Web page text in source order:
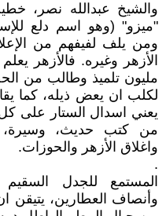
والشيخ عبدالله نصر،
"ميزو" (وهو اسم دلع
ومن يلف لفيفهم من
الأزهر وغيره. فالأزهر
مليون تلميذ وطالب من
لكلب ان يعض ذيله، كما
يعني اسدال الستار على
من كتب حديث، وسيرة،
واغلاق الأزهر والحوزات.
.
المستمع للجدل السقيم
وأنصاف العطارين، يتيقن